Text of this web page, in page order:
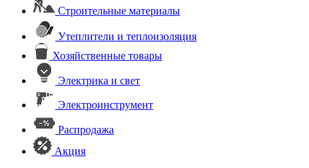
Строительные материалы
Утеплители и теплоизоляция
Хозяйственные товары
Электрика и свет
Электроинструмент
Распродажа
Акция